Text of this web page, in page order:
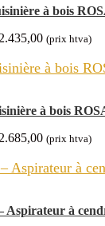
à bois
(prix htva)
à bois
(prix htva)
Aspirateur à